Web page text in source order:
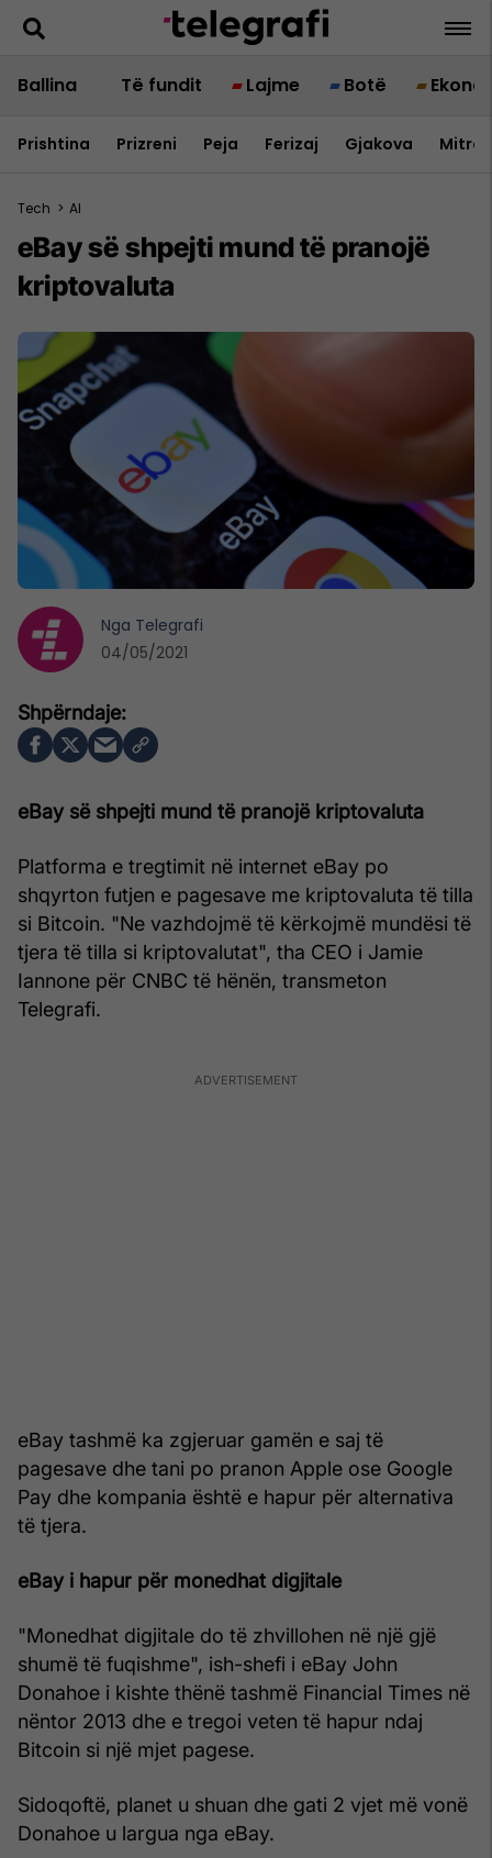
Ballina Të fundit Lajme Botë
Prishtina Prizreni Peja Ferizaj Gjakova
Tech > AI
eBay së shpejti mund të pranojë
kriptovaluta
eBay së shpejti mund të pranojë kriptovaluta
Platforma e tregtimit në internet eBay po
shqyrton futjen e pagesave me kriptovaluta të tilla
si Bitcoin. "Ne vazhdojmë të kërkojmë mundësi të
tjera të tilla si kriptovalutat", tha CEO i Jamie
Iannone për CNBC të hënën, transmeton
Telegrafi.
eBay tashmë ka zgjeruar gamën e saj të
pagesave dhe tani po pranon Apple ose Google
Pay dhe kompania është e hapur për alternativa
të tjera.
eBay i hapur për monedhat digjitale
"Monedhat digjitale do të zhvillohen në një gjë
shumë të fuqishme", ish-shefi i eBay John
Donahoe i kishte thënë tashmë Financial Times në
nëntor 2013 dhe e tregoi veten të hapur ndaj
Bitcoin si një mjet pagese.
Sidoqoftë, planet u shuan dhe gati 2 vjet më vonë
Donahoe u largua nga eBay.
Nga Telegrafi
04/05/2021